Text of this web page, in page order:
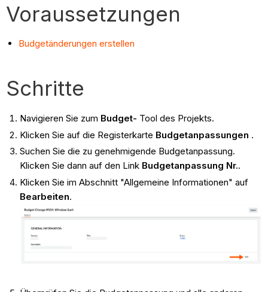
Voraussetzungen
Budgetänderungen erstellen
Schritte
Navigieren Sie zum Budget- Tool des Projekts.
Klicken Sie auf die Registerkarte Budgetanpassungen .
Suchen Sie die zu genehmigende Budgetanpassung.
Klicken Sie dann auf den Link Budgetanpassung Nr..
Klicken Sie im Abschnitt "Allgemeine Informationen" auf
Bearbeiten.